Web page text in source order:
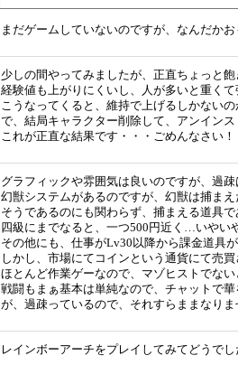
まだゲームしていないのですが、なんだか
少しの間やってみましたが、正直ちょっと
経験値も上がりにくいし、人が多いと重く
こうなってくると、維持で上げるしかない
で、結局キャラクター削除して、アンイン
これが正直な結果です・・・ごめんなさい
グラフィックや雰囲気は良いのですが、過
幻獣システムがあるのですが、幻獣は捕ま
そうであるのにも関わらず、捕まえる道具
四級にまでなると、一つ500円近く…いやい
その他にも、仕事がLv30以降から課金道具
しかし、市場にてコインという通貨にて売
ほとんど作業ゲーなので、マゾヒストでな
戦闘もまぁ基本は単純なので、チャットで
が、過疎っているので、それすらままなりま
レインボーアーチをプレイしてみてどうでし